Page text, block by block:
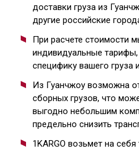
доставки груза из
другие российские
При расчете стоимости
индивидуальные
специфику вашего груза
Из Гуанчжоу возможна
сборных грузов, что
выгодно небольшим
предельно снизить
1KARGO возьмет на